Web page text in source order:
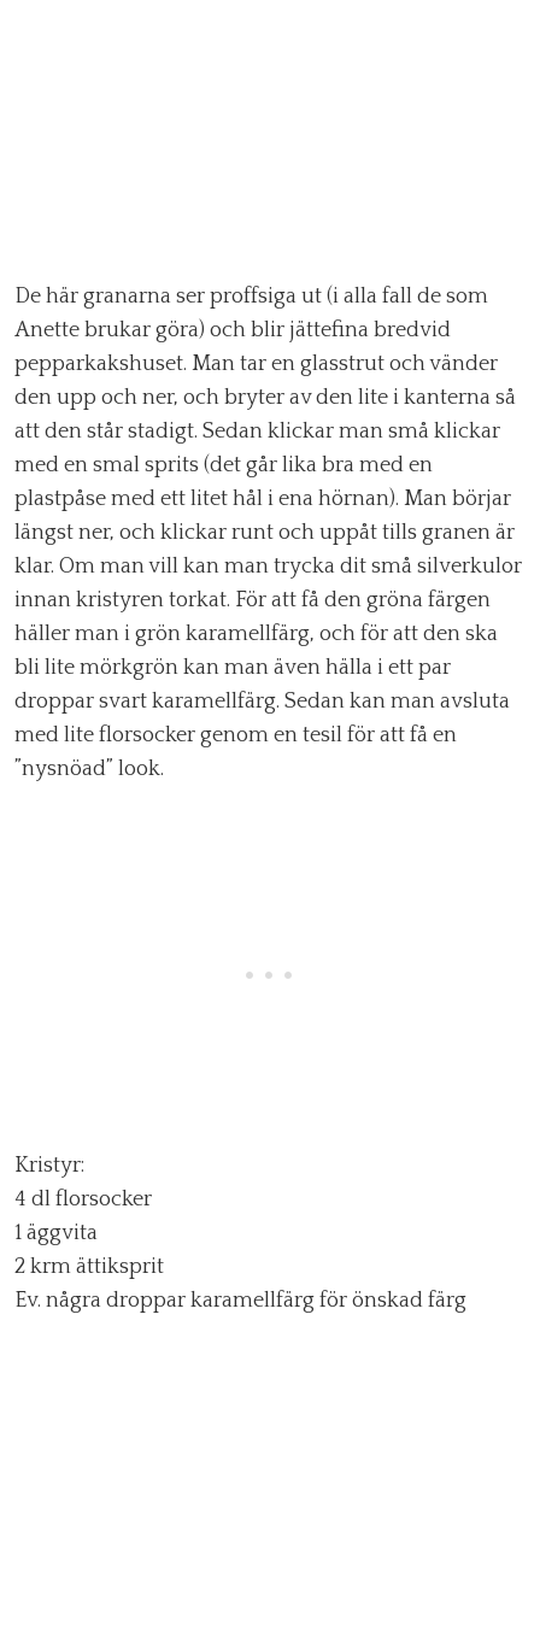
De här granarna ser proffsiga ut (i alla fall de som
Anette brukar göra) och blir jättefina bredvid
pepparkakshuset. Man tar en glasstrut och vänder
den upp och ner, och bryter av den lite i kanterna så
att den står stadigt. Sedan klickar man små klickar
med en smal sprits (det går lika bra med en
plastpåse med ett litet hål i ena hörnan). Man börjar
längst ner, och klickar runt och uppåt tills granen är
klar. Om man vill kan man trycka dit små silverkulor
innan kristyren torkat. För att få den gröna färgen
häller man i grön karamellfärg, och för att den ska
bli lite mörkgrön kan man även hälla i ett par
droppar svart karamellfärg. Sedan kan man avsluta
med lite florsocker genom en tesil för att få en
”nysnöad” look.
Kristyr:
4 dl florsocker
1 äggvita
2 krm ättiksprit
Ev. några droppar karamellfärg för önskad färg